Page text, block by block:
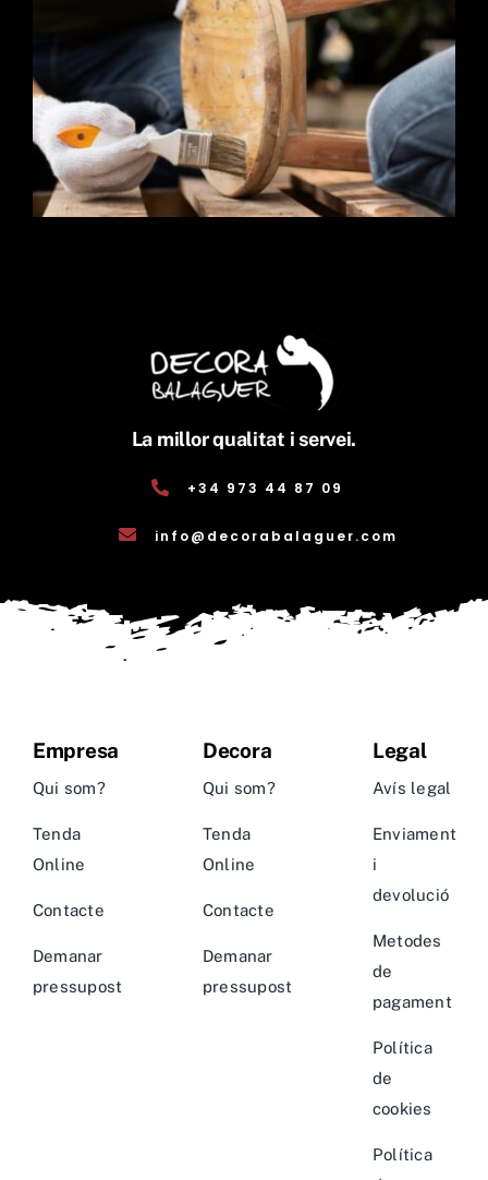
La millor qualitat i servei.
+34 973 44 87 09
info@decorabalaguer.com
Empresa
Qui som?
Tenda
Online
Contacte
Demanar
pressupost
Decora
Qui som?
Tenda
Online
Contacte
Demanar
pressupost
Legal
Avís legal
Enviament
i
devolució
Metodes
de
pagament
Política
de
cookies
Política